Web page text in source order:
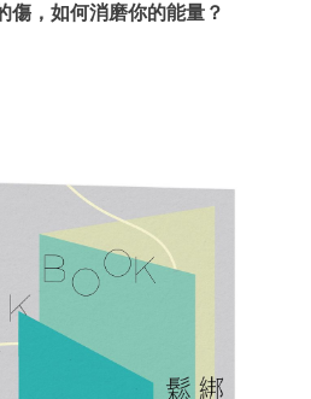
傷，如何消磨你的能量？